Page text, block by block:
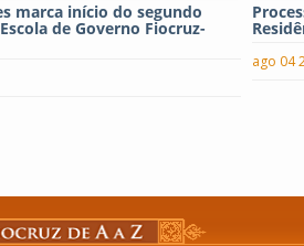
marca início do segundo
de Governo Fiocruz-
ago 04